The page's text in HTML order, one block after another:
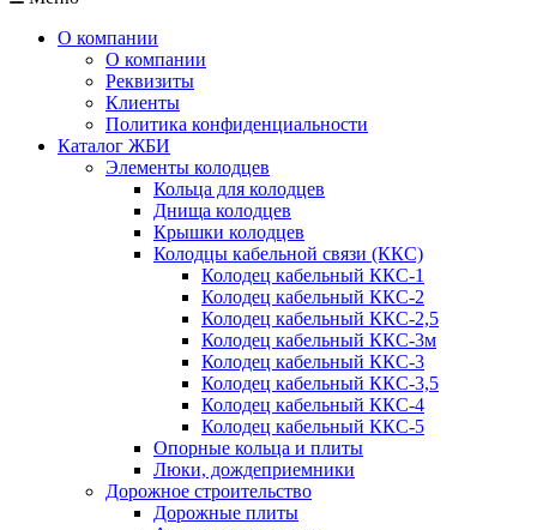
О компании
О компании
Реквизиты
Клиенты
Политика конфиденциальности
Каталог ЖБИ
Элементы колодцев
Кольца для колодцев
Днища колодцев
Крышки колодцев
Колодцы кабельной связи (ККС)
Колодец кабельный ККС-1
Колодец кабельный ККС-2
Колодец кабельный ККС-2,5
Колодец кабельный ККС-3м
Колодец кабельный ККС-3
Колодец кабельный ККС-3,5
Колодец кабельный ККС-4
Колодец кабельный ККС-5
Опорные кольца и плиты
Люки, дождеприемники
Дорожное строительство
Дорожные плиты